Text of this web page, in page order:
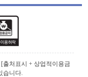
출처표시 + 상업적이용금
습니다.